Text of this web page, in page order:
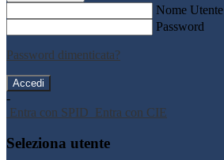
Nome Utente
Password
Password dimenticata?
-
Entra con SPID Entra con CIE
Seleziona utente